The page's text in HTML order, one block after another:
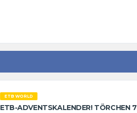
ETB WORLD
ETB-ADVENTSKALENDER! TÖRCHEN 7